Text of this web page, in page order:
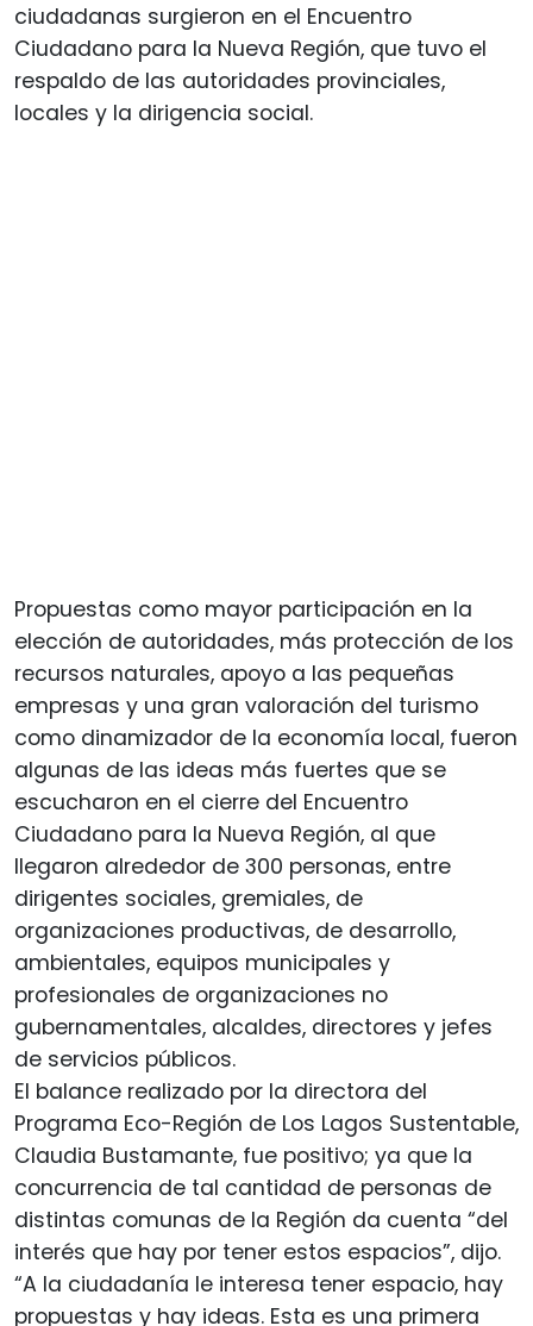
ciudadanas surgieron en el Encuentro
Ciudadano para la Nueva Región, que tuvo el
respaldo de las autoridades provinciales,
locales y la dirigencia social.
Propuestas como mayor participación en la
elección de autoridades, más protección de los
recursos naturales, apoyo a las pequeñas
empresas y una gran valoración del turismo
como dinamizador de la economía local, fueron
algunas de las ideas más fuertes que se
escucharon en el cierre del Encuentro
Ciudadano para la Nueva Región, al que
llegaron alrededor de 300 personas, entre
dirigentes sociales, gremiales, de
organizaciones productivas, de desarrollo,
ambientales, equipos municipales y
profesionales de organizaciones no
gubernamentales, alcaldes, directores y jefes
de servicios públicos.
El balance realizado por la directora del
Programa Eco-Región de Los Lagos Sustentable,
Claudia Bustamante, fue positivo; ya que la
concurrencia de tal cantidad de personas de
distintas comunas de la Región da cuenta “del
interés que hay por tener estos espacios”, dijo.
“A la ciudadanía le interesa tener espacio, hay
propuestas y hay ideas. Esta es una primera